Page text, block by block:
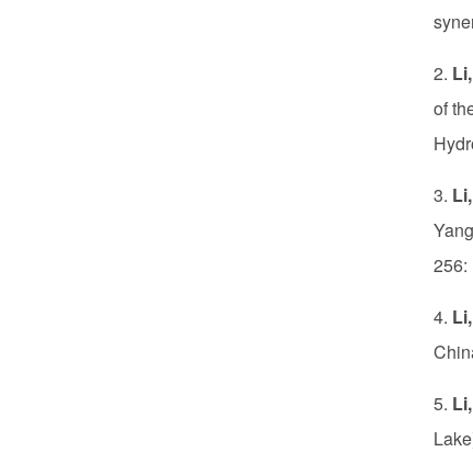
2.
of
3.
256:
4.
5.